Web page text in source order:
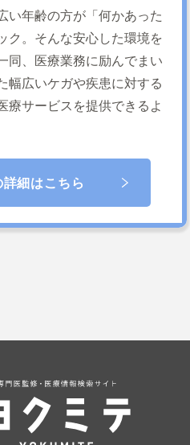
い年齢の方が「何かあった
ク。そんな安心した環境を
同、医療業務に励んでまい
幅広いケガや疾患に対する
療サービスを提供できるよ
細はこちら